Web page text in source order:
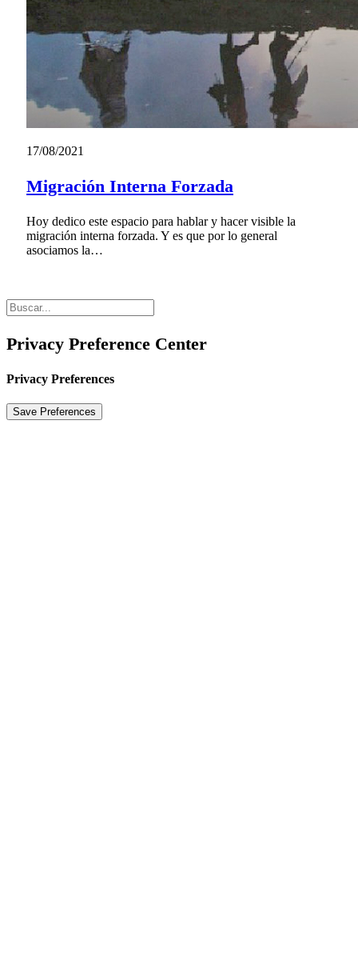
17/08/2021
Migración Interna Forzada
Hoy dedico este espacio para hablar y hacer visible la
migración interna forzada. Y es que por lo general
asociamos la…
Privacy Preference Center
Privacy Preferences